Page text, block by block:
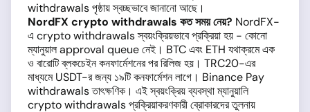
withdrawals পৃষ্ঠায় স্বচ্ছভাবে জানানো আছে।
NordFX crypto withdrawals কত সময় নেয়? NordFX-
এ crypto withdrawals স্বয়ংক্রিয়ভাবে প্রক্রিয়া হয় - কোনো
ম্যানুয়াল approval queue নেই। BTC এবং ETH যথাক্রমে এক
ও বারোটি ব্লকচেইন কনফার্মেশনের পর রিলিজ হয়। TRC20-এর
মাধ্যমে USDT-র জন্য ১৯টি কনফার্মেশন লাগে। Binance Pay
withdrawals তাৎক্ষণিক। এই স্বয়ংক্রিয় ব্যবস্থা ম্যানুয়ালি
crypto withdrawals প্রক্রিয়াকরণকারী ব্রোকারদের তুলনায়